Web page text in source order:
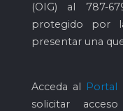
(OIG) al 787-
protegido por
presentar una
Acceda al Portal
solicitar